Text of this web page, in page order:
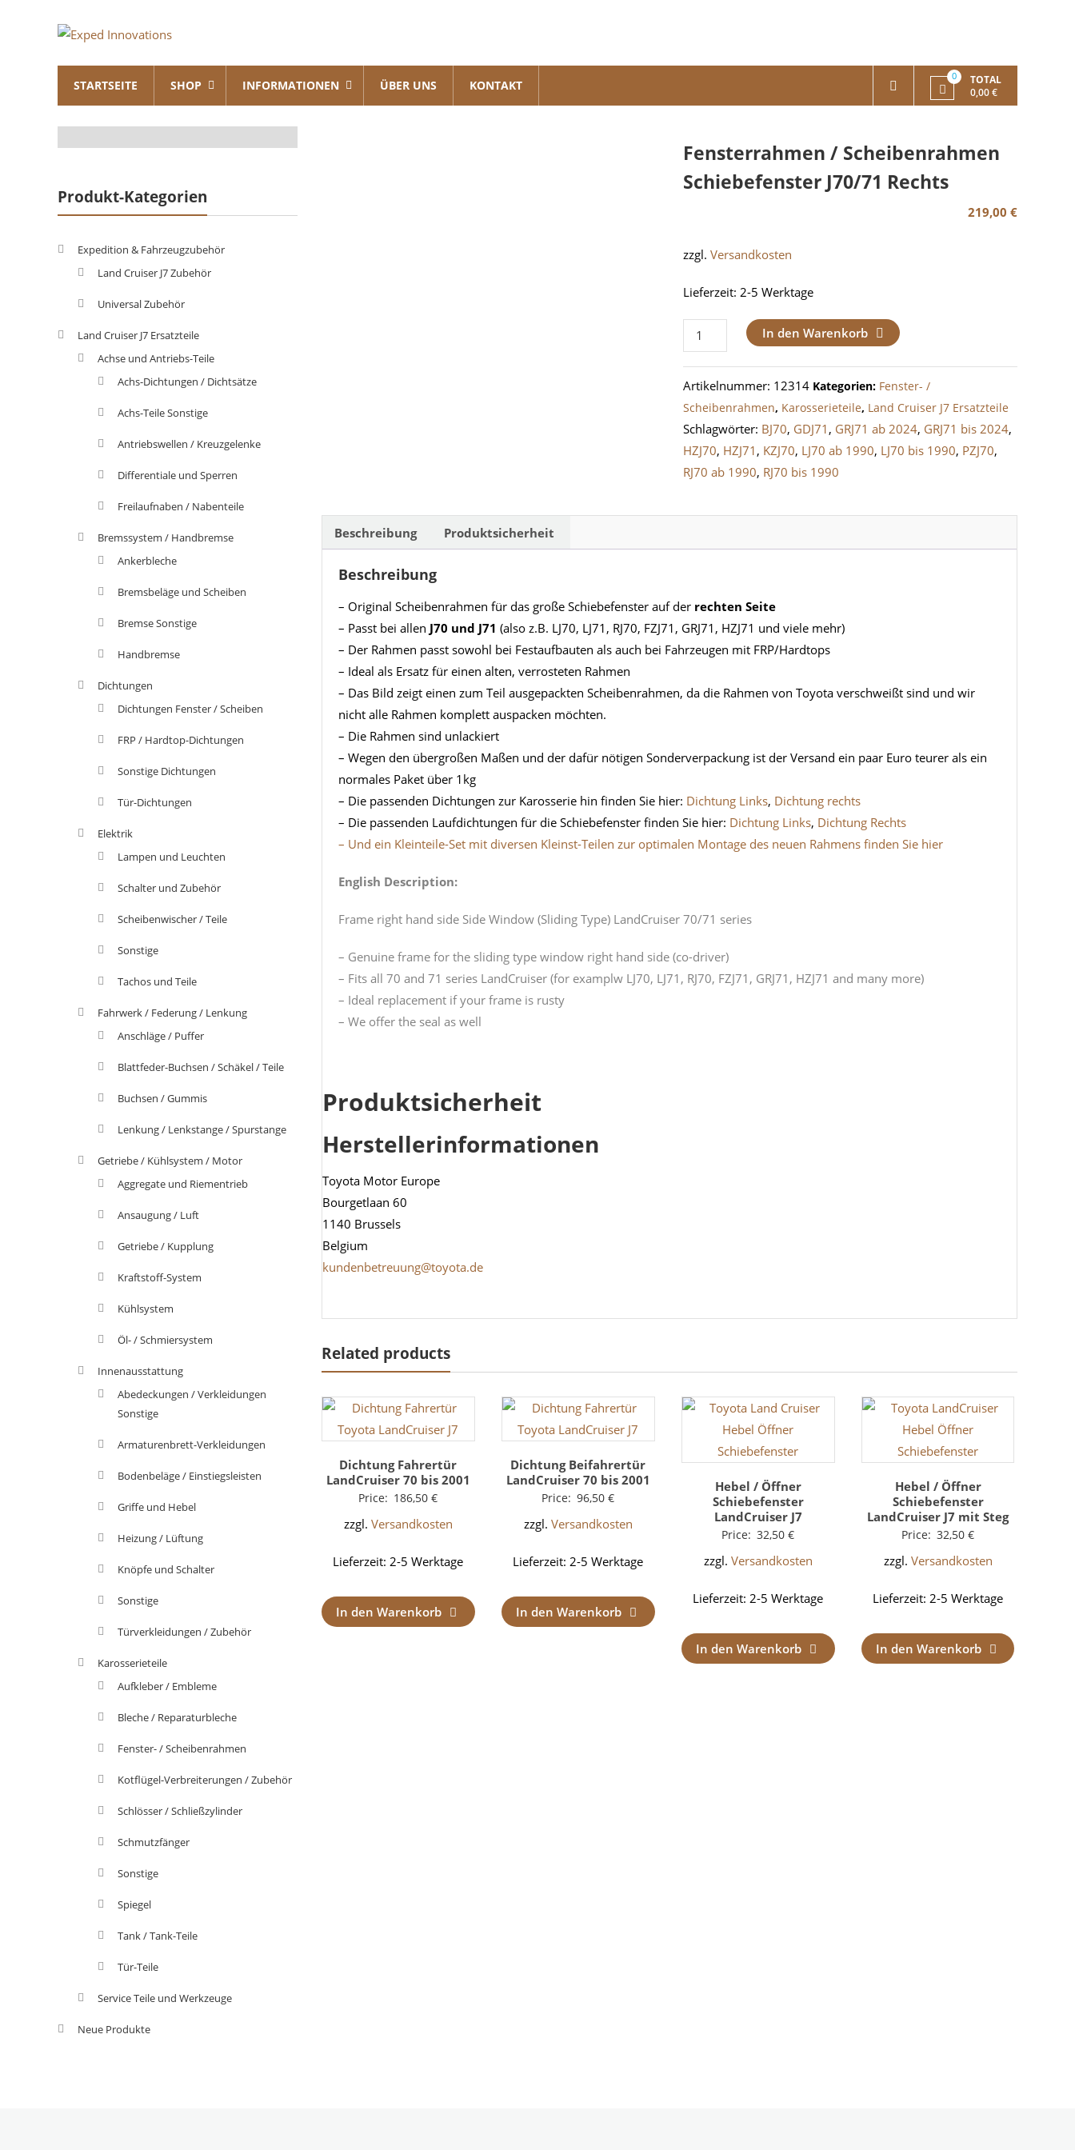
Exped
Innovations
Solutions
for
your
Overland
STARTSEITE SHOP INFORMATIONEN ÜBER UNS KONTAKT
0
TOTAL
0,00 €
Fensterrahmen / Scheibenrahmen
Schiebefenster J70/71 Rechts
219,00 €
zzgl.Versandkosten
Lieferzeit:2-5 Werktage
Fensterrahmen
/
Scheibenrahmen
Schiebefenster
J70/71
rechts
Menge
In den Warenkorb
Artikelnummer: 12314 Kategorien: Fenster- /
Scheibenrahmen, Karosserieteile, Land Cruiser J7 Ersatzteile
Schlagwörter: BJ70, GDJ71 , GRJ71 ab 2024, GRJ71 bis 2024,
HZJ70, HZJ71 , KZJ70, LJ70 ab 1990, LJ70 bis 1990, PZJ70,
RJ70 ab 1990, RJ70 bis 1990
Beschreibung Produktsicherheit
Beschreibung
– Original Scheibenrahmen für das große Schiebefenster auf der rechten Seite
– Passt bei allen J70 und J71 (also z.B. LJ70, LJ71, RJ70, FZJ71, GRJ71, HZJ71 und viele mehr)
– Der Rahmen passt sowohl bei Festaufbauten als auch bei Fahrzeugen mit FRP/Hardtops
– Ideal als Ersatz für einen alten, verrosteten Rahmen
– Das Bild zeigt einen zum Teil ausgepackten Scheibenrahmen, da die Rahmen von Toyota verschweißt sind und wir
nicht alle Rahmen komplett auspacken möchten.
– Die Rahmen sind unlackiert
– Wegen den übergroßen Maßen und der dafür nötigen Sonderverpackung ist der Versand ein paar Euro teurer als ein
normales Paket über 1kg
– Die passenden Dichtungen zur Karosserie hin finden Sie hier: Dichtung Links, Dichtung rechts
– Die passenden Laufdichtungen für die Schiebefenster finden Sie hier: Dichtung Links, Dichtung Rechts
– Und ein Kleinteile-Set mit diversen Kleinst-Teilen zur optimalen Montage des neuen Rahmens finden Sie hier
English Description:
Frame right hand side Side Window (Sliding Type) LandCruiser 70/71 series
– Genuine frame for the sliding type window right hand side (co-driver)
– Fits all 70 and 71 series LandCruiser (for examplw LJ70, LJ71, RJ70, FZJ71, GRJ71, HZJ71 and many more)
– Ideal replacement if your frame is rusty
– We offer the seal as well
Produktsicherheit
Herstellerinformationen
Toyota Motor Europe
Bourgetlaan 60
1140 Brussels
Belgium
kundenbetreuung@toyota.de
Related products
Dichtung Fahrertür
LandCruiser 70 bis 2001
Price: 186,50€
zzgl. Versandkosten
Lieferzeit:2-5 Werktage
In den Warenkorb
Dichtung Beifahrertür
LandCruiser 70 bis 2001
Price: 96,50€
zzgl. Versandkosten
Lieferzeit:2-5 Werktage
In den Warenkorb
Hebel / Öffner
Schiebefenster
LandCruiser J7
Price: 32,50€
zzgl. Versandkosten
Lieferzeit:2-5 Werktage
In den Warenkorb
Hebel / Öffner
Schiebefenster
LandCruiser J7 mit Steg
Price: 32,50€
zzgl. Versandkosten
Lieferzeit:2-5 Werktage
In den Warenkorb
Produkt-Kategorien
Expedition & Fahrzeugzubehör
Land Cruiser J7 Zubehör
Universal Zubehör
Land Cruiser J7 Ersatzteile
Achse und Antriebs-Teile
Achs-Dichtungen / Dichtsätze
Achs-Teile Sonstige
Antriebswellen / Kreuzgelenke
Differentiale und Sperren
Freilaufnaben / Nabenteile
Bremssystem / Handbremse
Ankerbleche
Bremsbeläge und Scheiben
Bremse Sonstige
Handbremse
Dichtungen
Dichtungen Fenster / Scheiben
FRP / Hardtop-Dichtungen
Sonstige Dichtungen
Tür-Dichtungen
Elektrik
Lampen und Leuchten
Schalter und Zubehör
Scheibenwischer / Teile
Sonstige
Tachos und Teile
Fahrwerk / Federung / Lenkung
Anschläge / Puffer
Blattfeder-Buchsen / Schäkel / Teile
Buchsen / Gummis
Lenkung / Lenkstange / Spurstange
Getriebe / Kühlsystem / Motor
Aggregate und Riementrieb
Ansaugung / Luft
Getriebe / Kupplung
Kraftstoff-System
Kühlsystem
Öl- / Schmiersystem
Innenausstattung
Abedeckungen / Verkleidungen
Sonstige
Armaturenbrett-Verkleidungen
Bodenbeläge / Einstiegsleisten
Griffe und Hebel
Heizung / Lüftung
Knöpfe und Schalter
Sonstige
Türverkleidungen / Zubehör
Karosserieteile
Aufkleber / Embleme
Bleche / Reparaturbleche
Fenster- / Scheibenrahmen
Kotflügel-Verbreiterungen / Zubehör
Schlösser / Schließzylinder
Schmutzfänger
Sonstige
Spiegel
Tank / Tank-Teile
Tür-Teile
Service Teile und Werkzeuge
Neue Produkte